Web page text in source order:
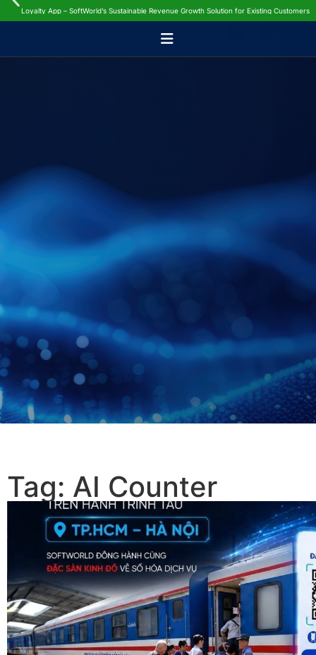
Loyalty App – SoftWorld’s Sustainable Revenue Growth Solution for Existing Customers
Tag: AI Counter